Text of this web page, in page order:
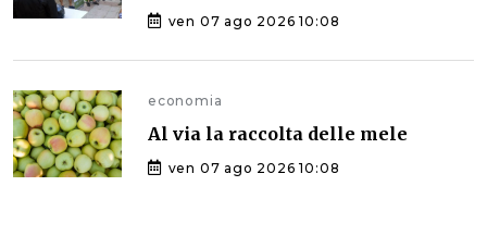
ven 07 ago 2026 10:08
economia
Al via la raccolta delle mele
ven 07 ago 2026 10:08